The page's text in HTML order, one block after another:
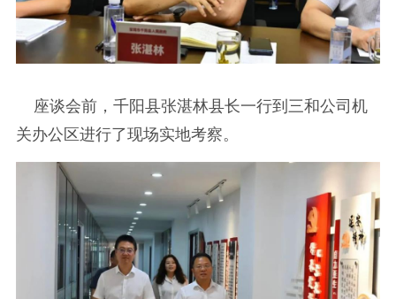
座谈会前，千阳县张湛林县长一行到三和公司机
关办公区进行了现场实地考察。